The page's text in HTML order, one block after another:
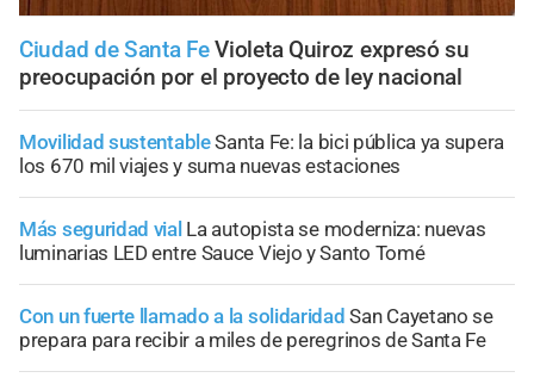
Ciudad de Santa Fe Violeta Quiroz expresó su
preocupación por el proyecto de ley nacional
Movilidad sustentableSanta Fe: la bici pública ya supera
los 670 mil viajes y suma nuevas estaciones
Más seguridad vial La autopista se moderniza: nuevas
luminarias LED entre Sauce Viejo y Santo Tomé
Con un fuerte llamado a la solidaridad San Cayetano se
prepara para recibir a miles de peregrinos de Santa Fe